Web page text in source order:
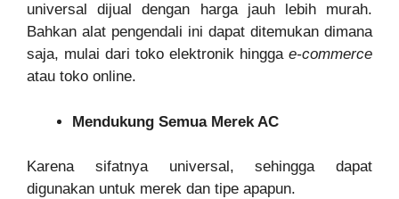
universal dijual dengan harga jauh lebih murah.
Bahkan alat pengendali ini dapat ditemukan dimana
saja, mulai dari toko elektronik hingga e-commerce
atau toko online.
Mendukung Semua Merek AC
Karena sifatnya universal, sehingga dapat
digunakan untuk merek dan tipe apapun.